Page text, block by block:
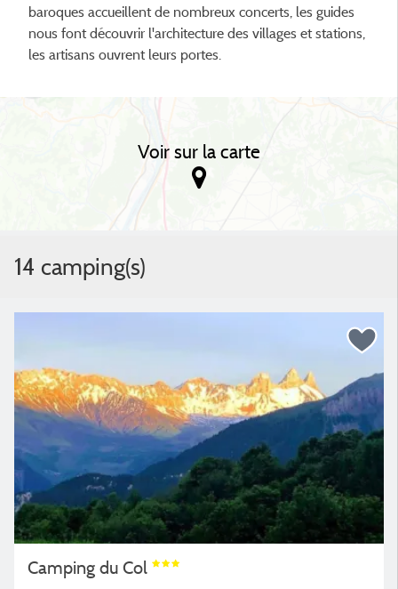
baroques accueillent de nombreux concerts, les guides
nous font découvrir l'architecture des villages et stations,
les artisans ouvrent leurs portes.
14 camping(s)
Camping du Col
Voir sur la carte